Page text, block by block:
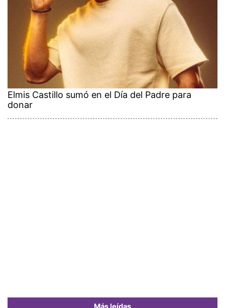
Elmis Castillo sumó en el Día del Padre para
donar